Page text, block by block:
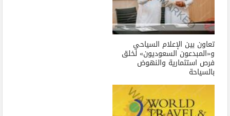
تعاون بين الإعلام السياحي
و«المبدعون السعوديون» لخلق
فرص استثمارية والنهوض
بالسياحة